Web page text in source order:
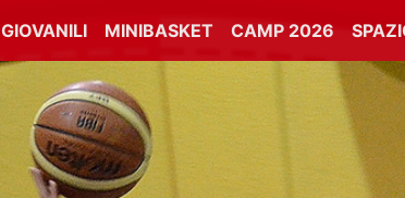
GIOVANILI MINIBASKET CAMP 2026